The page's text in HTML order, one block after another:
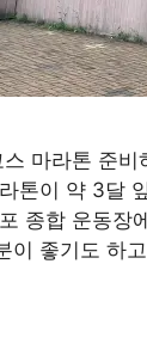
마라톤 준
톤이 약 3달
종합 운동장
이 좋기도 하